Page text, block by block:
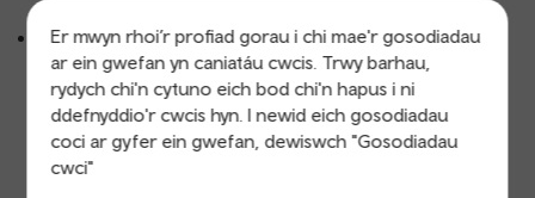
Er mwyn rhoi’r profiad gorau i chi mae'r gosodiadau
ar ein gwefan yn caniatáu cwcis. Trwy barhau,
rydych chi'n cytuno eich bod chi'n hapus i ni
ddefnyddio'r cwcis hyn. I newid eich gosodiadau
coci ar gyfer ein gwefan, dewiswch "Gosodiadau
cwci"
Cysylltu â
Rheilffordd y
Cambrian ym
Mhwllheli ar
gyfer teithiau i
Aberystwyth